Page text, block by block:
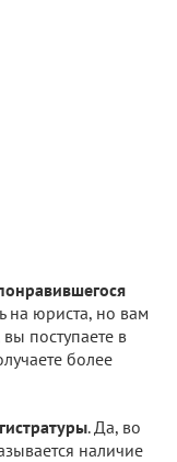
на юриста, но вам
поступаете в
более
. Да, во
наличие